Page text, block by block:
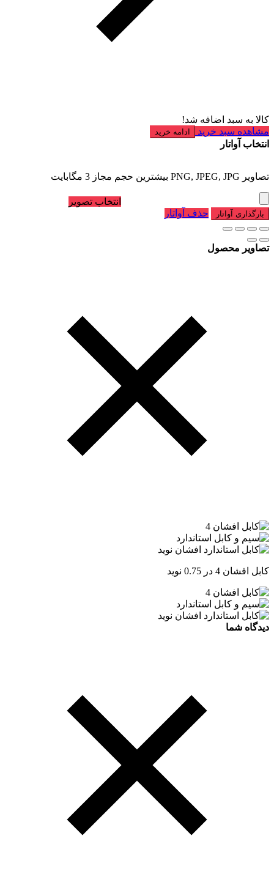
کالا به سبد اضافه شد!
مشاهده سبد خرید
ادامه خرید
انتخاب آواتار
تصاویر PNG, JPEG, JPG بیشترین حجم مجاز 3 مگابایت
انتخاب تصویر
بارگذاری آواتار حذف آواتار
تصاویر محصول
کابل افشان 4 در 0.75 نوید
دیدگاه شما